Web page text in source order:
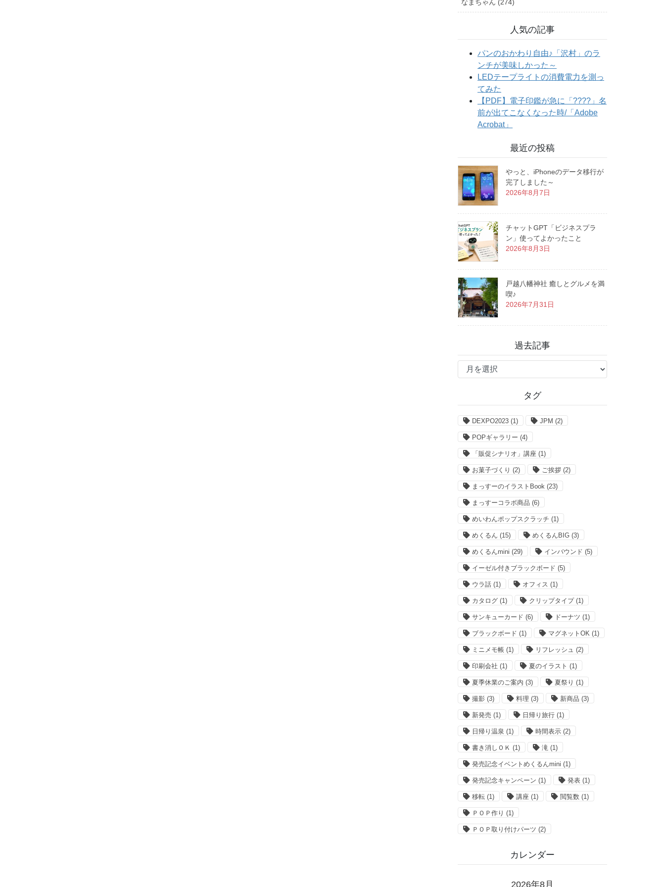
なまちゃん (274)
人気の記事
最近の投稿
やっと、iPhoneのデータ移行が
完了しました～
2026年8月7日
チャットGPT「ビジネスプラ
ン」使ってよかったこと
2026年8月3日
戸越八幡神社 癒しとグルメを満
喫♪
2026年7月31日
過去記事
過
タグ
DEXPO2023 (1) JPM (2)
POPギャラリー (4)
「販促シナリオ」講座 (1)
お菓子づくり (2) ご挨拶 (2)
まっすーのイラストBook (23)
まっすーコラボ商品 (6)
めいわんポップスクラッチ (1)
めくるん (15) めくるんBIG (3)
めくるんmini (29) インバウンド (5)
イーゼル付きブラックボード (5)
ウラ話 (1) オフィス (1)
カタログ (1) クリップタイプ(1)
サンキューカード (6) ドーナツ (1)
ブラックボード (1) マグネットOK (1)
ミニメモ帳 (1) リフレッシュ (2)
印刷会社 (1) 夏のイラスト (1)
夏季休業のご案内 (3) 夏祭り (1)
撮影 (3) 料理 (3) 新商品 (3)
新発売 (1) 日帰り旅行 (1)
日帰り温泉 (1) 時間表示 (2)
書き消しＯＫ (1) 滝 (1)
発売記念イベントめくるんmini (1)
発売記念キャンペーン (1) 発表 (1)
移転 (1) 講座 (1) 閲覧数 (1)
ＰＯＰ作り (1)
ＰＯＰ取り付けパーツ (2)
カレンダー
2026年8月